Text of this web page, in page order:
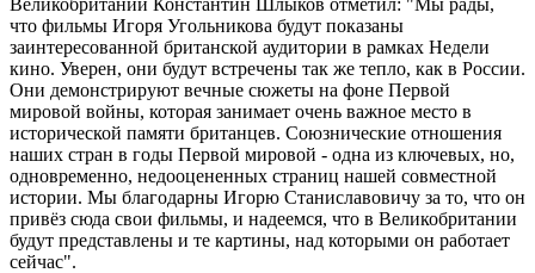
что фильмы Игоря Угольникова будут показаны
заинтересованной британской аудитории в рамках Недели
кино. Уверен, они будут встречены так же тепло, как в России.
Они демонстрируют вечные сюжеты на фоне Первой
мировой войны, которая занимает очень важное место в
исторической памяти британцев. Союзнические отношения
наших стран в годы Первой мировой - одна из ключевых, но,
одновременно, недооцененных страниц нашей совместной
истории. Мы благодарны Игорю Станиславовичу за то, что он
привёз сюда свои фильмы, и надеемся, что в Великобритании
будут представлены и те картины, над которыми он работает
сейчас".